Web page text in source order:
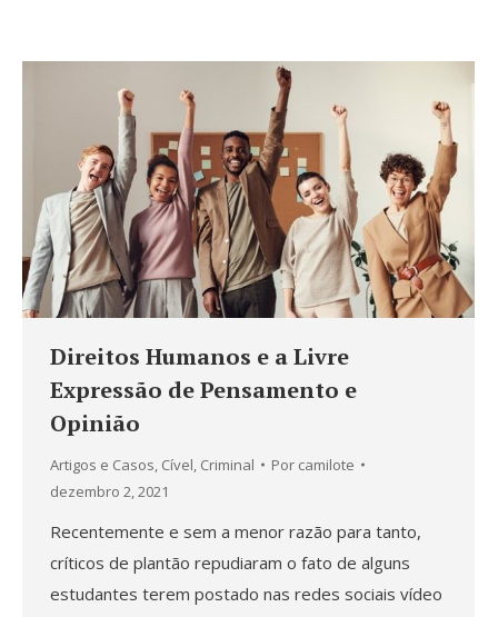
Direitos Humanos e a Livre
Expressão de Pensamento e
Opinião
Artigos e Casos, Cível, Criminal Por camilote
dezembro 2, 2021
Recentemente e sem a menor razão para tanto,
críticos de plantão repudiaram o fato de alguns
estudantes terem postado nas redes sociais vídeo